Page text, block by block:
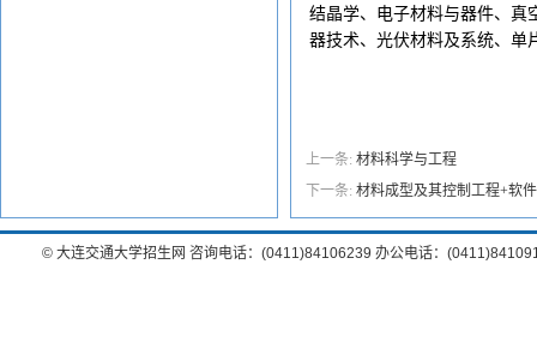
结晶学、电子材料与器件、真
器技术、光伏材料及系统、单
上一条: 材料科学与工程
下一条: 材料成型及其控制工程+软
© 大连交通大学招生网 咨询电话：(0411)84106239 办公电话：